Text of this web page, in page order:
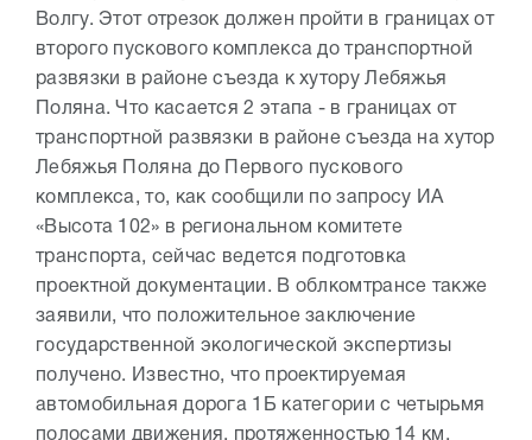
Волгу. Этот отрезок должен пройти в границах от
второго пускового комплекса до транспортной
развязки в районе съезда к хутору Лебяжья
Поляна. Что касается 2 этапа - в границах от
транспортной развязки в районе съезда на хутор
Лебяжья Поляна до Первого пускового
комплекса, то, как сообщили по запросу ИА
«Высота 102» в региональном комитете
транспорта, сейчас ведется подготовка
проектной документации. В облкомтрансе также
заявили, что положительное заключение
государственной экологической экспертизы
получено. Известно, что проектируемая
автомобильная дорога 1Б категории с четырьмя
полосами движения, протяженностью 14 км,